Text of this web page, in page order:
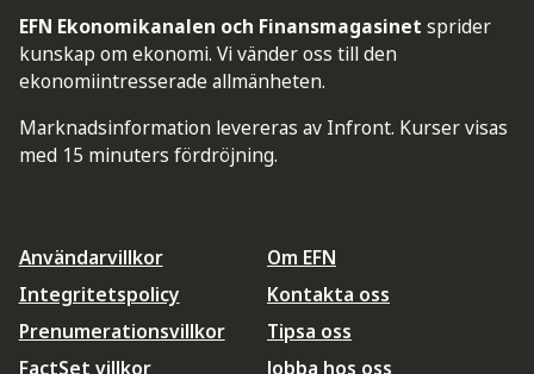
EFN Ekonomikanalen och Finansmagasinet sprider
kunskap om ekonomi. Vi vänder oss till den
ekonomiintresserade allmänheten.
Marknadsinformation levereras av Infront. Kurser visas
med 15 minuters fördröjning.
Användarvillkor
Integritetspolicy
Prenumerationsvillkor
FactSet villkor
Om EFN
Kontakta oss
Tipsa oss
Jobba hos oss